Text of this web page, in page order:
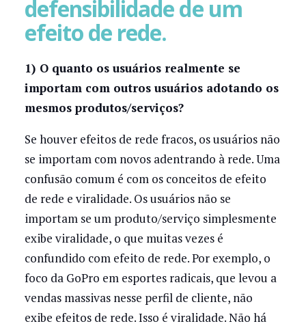
defensibilidade de um
efeito de rede.
1) O quanto os usuários realmente se
importam com outros usuários adotando os
mesmos produtos/serviços?
Se houver efeitos de rede fracos, os usuários não
se importam com novos adentrando à rede. Uma
confusão comum é com os conceitos de efeito
de rede e viralidade. Os usuários não se
importam se um produto/serviço simplesmente
exibe viralidade, o que muitas vezes é
confundido com efeito de rede. Por exemplo, o
foco da GoPro em esportes radicais, que levou a
vendas massivas nesse perfil de cliente, não
exibe efeitos de rede. Isso é viralidade. Não há